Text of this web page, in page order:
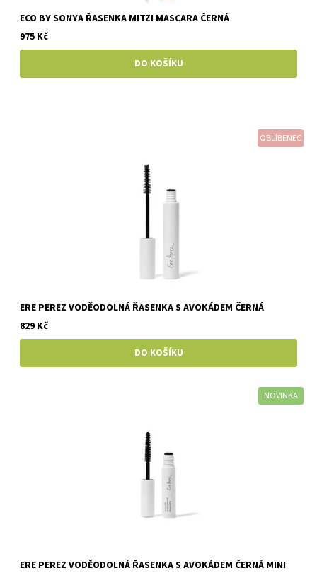
ECO BY SONYA ŘASENKA MITZI MASCARA ČERNÁ
975 Kč
OBLÍBENEC
ERE PEREZ VODĚODOLNÁ ŘASENKA S AVOKÁDEM ČERNÁ
829 Kč
NOVINKA
ERE PEREZ VODĚODOLNÁ ŘASENKA S AVOKÁDEM ČERNÁ MINI